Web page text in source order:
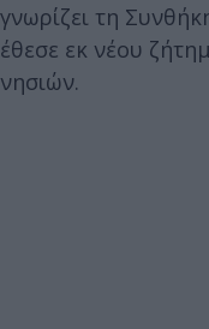
γνωρίζει τη
έθεσε εκ νέου
νησιών.